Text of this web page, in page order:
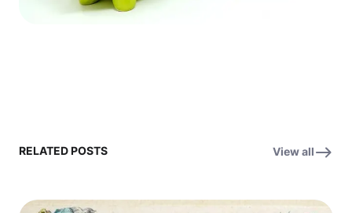
RELATED POSTS View all